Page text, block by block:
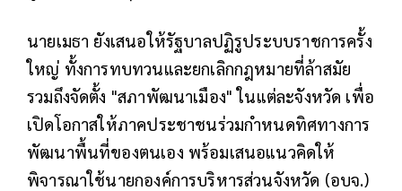
นายเมธา ยังเสนอให้รัฐบาลปฏิรูประบบราชการครั้ง
ใหญ่ ทั้งการทบทวนและยกเลิกกฎหมายที่ล้าสมัย
รวมถึงจัดตั้ง "สภาพัฒนาเมือง" ในแต่ละจังหวัด เพื่อ
เปิดโอกาสให้ภาคประชาชนร่วมกำหนดทิศทางการ
พัฒนาพื้นที่ของตนเอง พร้อมเสนอแนวคิดให้
พิจารณาใช้นายกองค์การบริหารส่วนจังหวัด (อบจ.)